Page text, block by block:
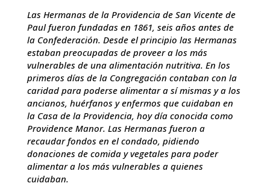
Las Hermanas de la Providencia de San Vicente de
Paul fueron fundadas en 1861, seis años antes de
la Confederación. Desde el principio las Hermanas
estaban preocupadas de proveer a los más
vulnerables de una alimentación nutritiva. En los
primeros días de la Congregación contaban con la
caridad para poderse alimentar a sí mismas y a los
ancianos, huérfanos y enfermos que cuidaban en
la Casa de la Providencia, hoy día conocida como
Providence Manor. Las Hermanas fueron a
recaudar fondos en el condado, pidiendo
donaciones de comida y vegetales para poder
alimentar a los más vulnerables a quienes
cuidaban.